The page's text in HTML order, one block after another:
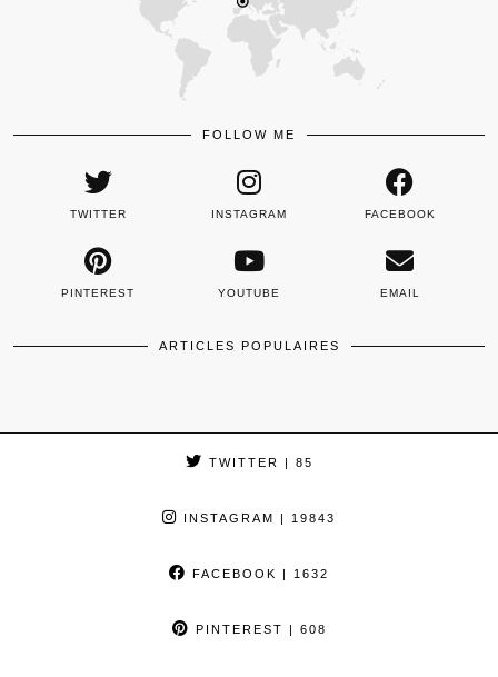
FOLLOW ME
TWITTER INSTAGRAM FACEBOOK
PINTEREST YOUTUBE EMAIL
ARTICLES POPULAIRES
TWITTER | 85
INSTAGRAM | 19843
FACEBOOK | 1632
PINTEREST | 608